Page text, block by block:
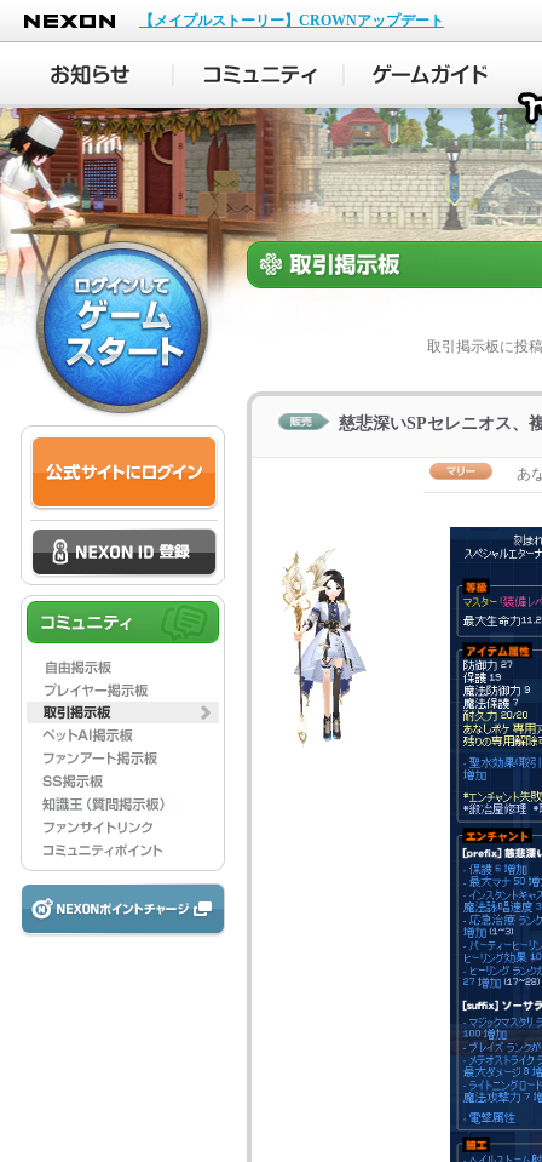
NEXON
【メイプルストーリー】CROWNアップデート
取引掲示板に投
慈悲深いSPセレニオス、
あ